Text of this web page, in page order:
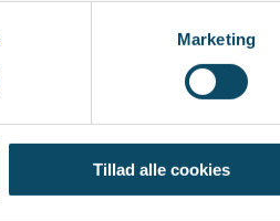
Marketing
Tillad alle cookies